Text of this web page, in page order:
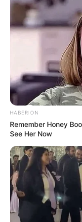
HABERION
Remember Honey
See Her Now